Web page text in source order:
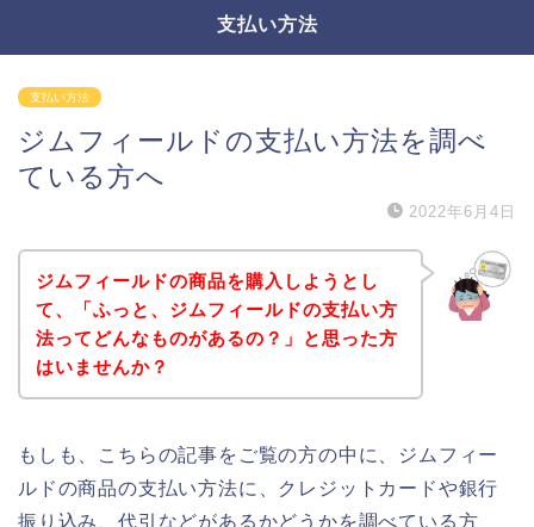
支払い方法
支払い方法
ジムフィールドの支払い方法を調べ
ている方へ
2022年6月4日
ジムフィールドの商品を購入しようとし
て、「ふっと、ジムフィールドの支払い方
法ってどんなものがあるの？」と思った方
はいませんか？
もしも、こちらの記事をご覧の方の中に、ジムフィー
ルドの商品の支払い方法に、クレジットカードや銀行
振り込み、代引などがあるかどうかを調べている方